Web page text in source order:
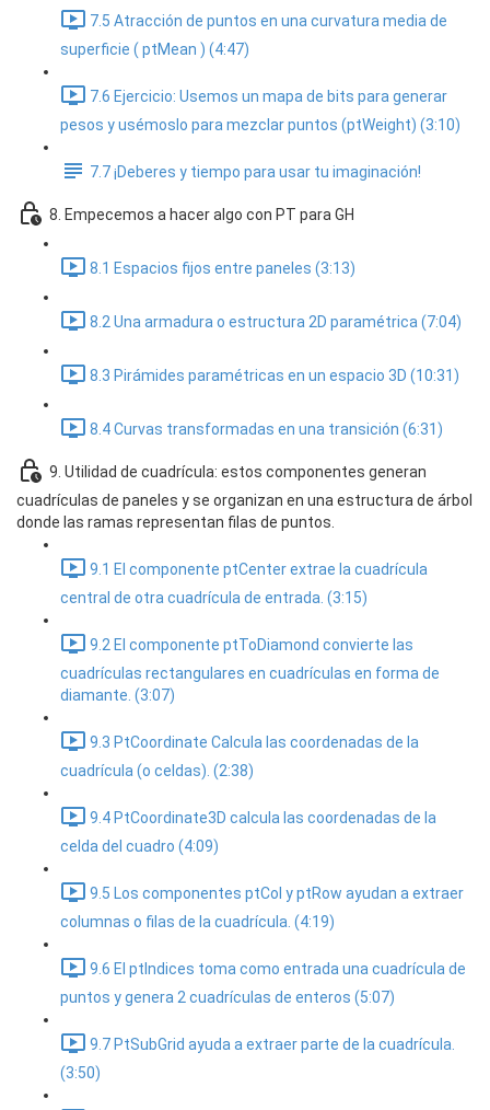
7.5 Atracción de puntos en una curvatura media de
superficie ( ptMean ) (4:47)
7.6 Ejercicio: Usemos un mapa de bits para generar
pesos y usémoslo para mezclar puntos (ptWeight) (3:10)
7.7 ¡Deberes y tiempo para usar tu imaginación!
8. Empecemos a hacer algo con PT para GH
8.1 Espacios fijos entre paneles (3:13)
8.2 Una armadura o estructura 2D paramétrica (7:04)
8.3 Pirámides paramétricas en un espacio 3D (10:31)
8.4 Curvas transformadas en una transición (6:31)
9. Utilidad de cuadrícula: estos componentes generan
cuadrículas de paneles y se organizan en una estructura de árbol
donde las ramas representan filas de puntos.
9.1 El componente ptCenter extrae la cuadrícula
central de otra cuadrícula de entrada. (3:15)
9.2 El componente ptToDiamond convierte las
cuadrículas rectangulares en cuadrículas en forma de
diamante. (3:07)
9.3 PtCoordinate Calcula las coordenadas de la
cuadrícula (o celdas). (2:38)
9.4 PtCoordinate3D calcula las coordenadas de la
celda del cuadro (4:09)
9.5 Los componentes ptCol y ptRow ayudan a extraer
columnas o filas de la cuadrícula. (4:19)
9.6 El ptIndices toma como entrada una cuadrícula de
puntos y genera 2 cuadrículas de enteros (5:07)
9.7 PtSubGrid ayuda a extraer parte de la cuadrícula.
(3:50)